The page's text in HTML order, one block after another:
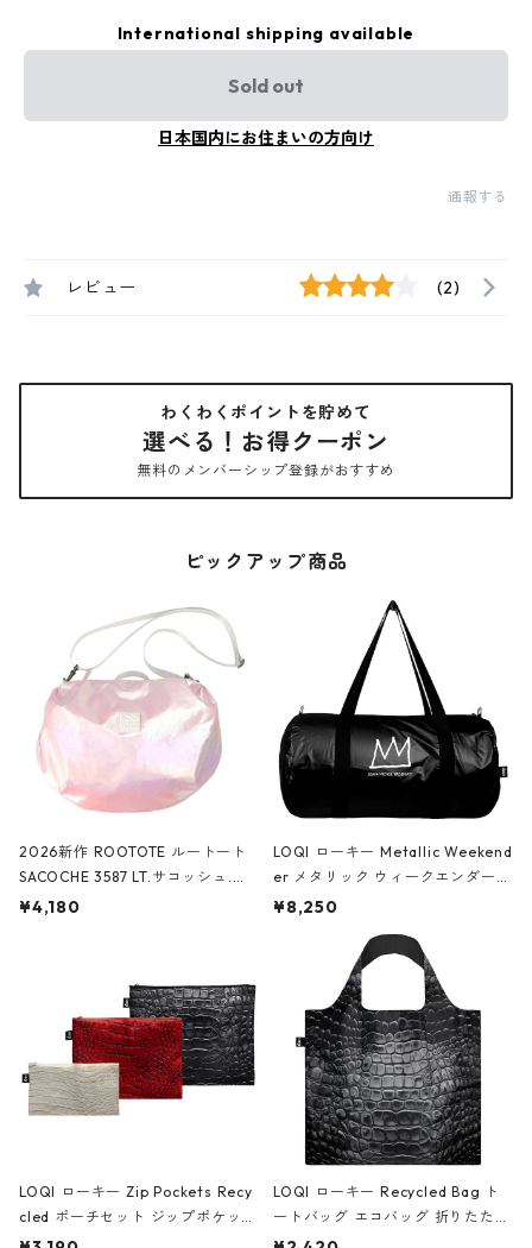
International shipping available
Sold out
日本国内にお住まいの方向け
通報する
レビュー (2)
わくわくポイントを貯めて
選べる！お得クーポン
無料のメンバーシップ登録がおすすめ
ピックアップ商品
2026新作 ROOTOTE ルートート
SACOCHE 3587 LT.サコッシュ.ル
ミエ-B ショルダーバッグ グロスピ
¥4,180
LOQI ローキー Metallic Weekend
er メタリック ウィークエンダー
ボストンバッグ ショルダーバッグ
Black ジャン=ミッシェル・バスキ
ア/クラウン ブラック
¥8,250
LOQI ローキー Zip Pockets Recy
cled ポーチセット ジップポケット
ファスナーポーチ 撥水加工 トラベ
LOQI ローキー Recycled Bag ト
ートバッグ エコバッグ 折りたたみ
大きめ 撥水加工 収納ポーチ CRO